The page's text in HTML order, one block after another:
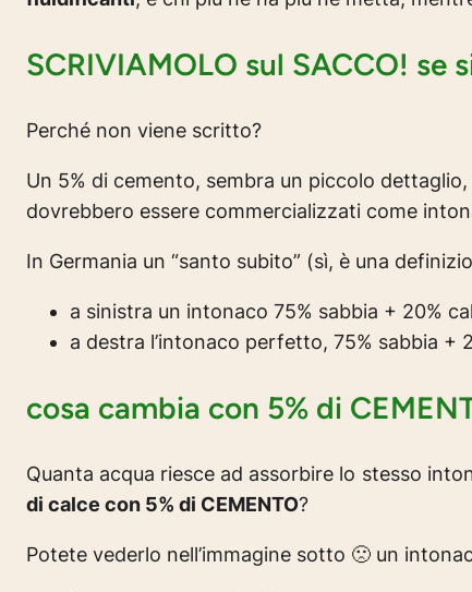
SCRIVIAMOLO sul SACCO! se
Perché non viene scritto?
Un 5% di cemento, sembra un piccolo dettaglio,
dovrebbero essere commercializzati come
In Germania un “santo subito” (sì, è una
a sinistra un intonaco 75% sabbia + 20%
a destra l’intonaco perfetto, 75% sabbia +
cosa cambia con 5% di
Quanta acqua riesce ad assorbire lo stesso
di calce con 5% di CEMENTO?
Potete vederlo nell’immagine sotto 🙁 un